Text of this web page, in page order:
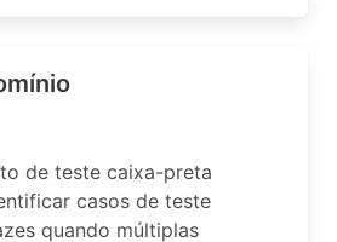
de teste caixa-preta
casos de teste
quando múltiplas